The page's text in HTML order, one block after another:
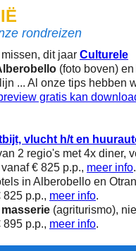
rondreizen
dit jaar Culturele
(foto boven) en
... Al onze tips hebben
gratis kan
vlucht h/t en
2 regio's met 4x diner,
€ 825 p.p., meer info.
in Alberobello en
p.p., meer info.
(agriturismo),
p.p., meer info.